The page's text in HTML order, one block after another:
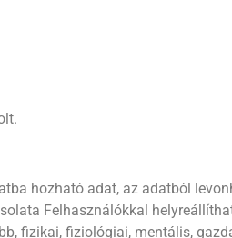
hozható adat, az adatból
Felhasználókkal
fizikai, fiziológiai, mentális,